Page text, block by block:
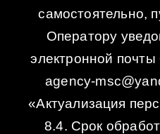
самостоятельно,
Оператору
электронной
agency-
«Актуализация
8.4. Срок